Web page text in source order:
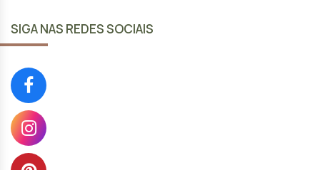
SIGA NAS REDES SOCIAIS